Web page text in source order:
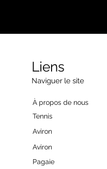
Liens
Naviguer le site
À propos de nous
Tennis
Aviron
Aviron
Pagaie